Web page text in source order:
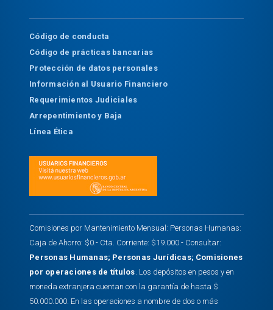
Código de conducta
Código de prácticas bancarias
Protección de datos personales
Información al Usuario Financiero
Requerimientos Judiciales
Arrepentimiento y Baja
Línea Ética
Comisiones por Mantenimiento Mensual: Personas Humanas:
Caja de Ahorro: $0.- Cta. Corriente: $19.000.- Consultar:
Personas Humanas; Personas Jurídicas; Comisiones
por operaciones de títulos . Los depósitos en pesos y en
moneda extranjera cuentan con la garantía de hasta $
50.000.000. En las operaciones a nombre de dos o más